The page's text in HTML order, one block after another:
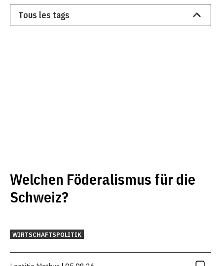
Welchen Föderalismus für die
Schweiz?
WIRTSCHAFTSPOLITIK